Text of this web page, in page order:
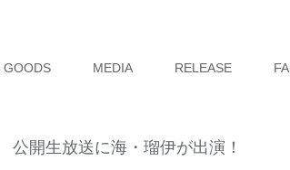
GOODS MEDIA RELEASE
公開生放送に海・瑠伊が出演！